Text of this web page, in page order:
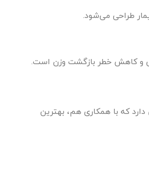
طراحی می‌شود.
و کاهش خطر بازگشت وزن است.
که با همکاری هم، بهترین